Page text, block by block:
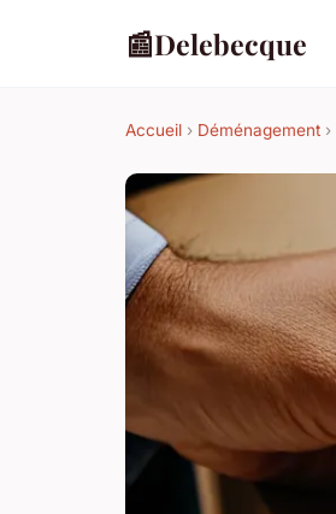
📰Delebecque
Accueil › Déménagement ›